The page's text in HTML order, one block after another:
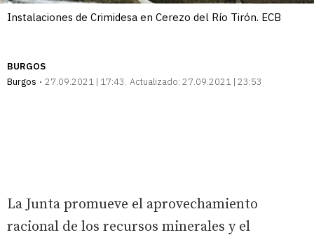
Instalaciones de Crimidesa en Cerezo del Río Tirón. ECB
BURGOS
Burgos
27.09.2021 | 17:43 Actualizado: 27.09.2021 | 23:53
La Junta promueve el aprovechamiento
racional de los recursos minerales y el